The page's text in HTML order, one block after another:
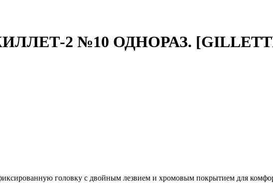
2 №10 ОДНОРАЗ.
головку с двойным лезвием и хромовым покрытием для